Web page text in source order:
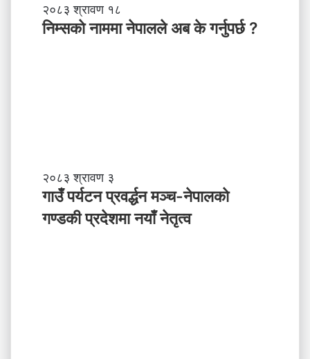
तृ
त्व
नि
म्स
ब
के
ग
र्नु
२०८३ श्रावण १८
निम्सकाे नाममा नेपालले अब के गर्नुपर्छ ?
गा
उँ
र्य
२०८३ श्रावण ३
गाउँ पर्यटन प्रवर्द्धन मञ्च-नेपालकाे
गण्डकी प्रदेशमा नयाँ नेतृत्व